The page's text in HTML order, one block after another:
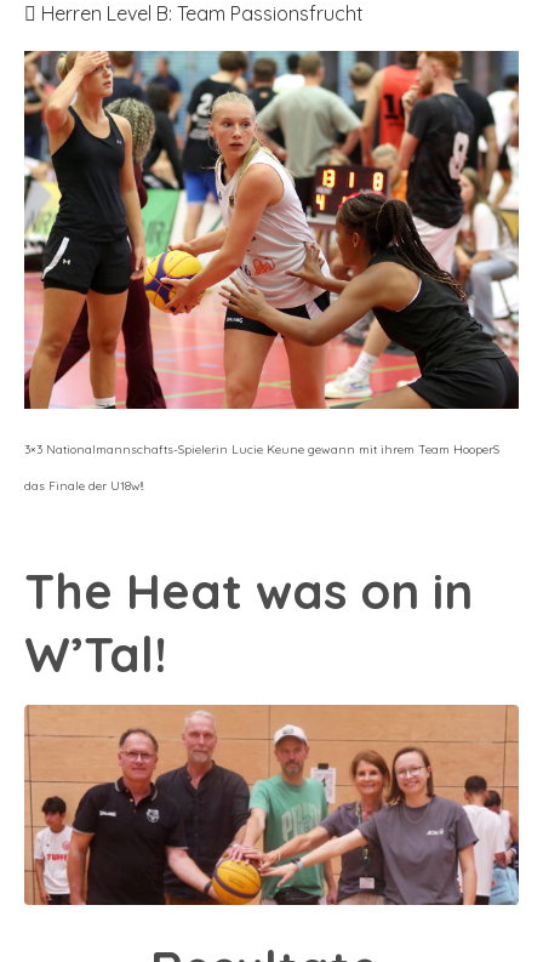
 Herren Level B: Team Passionsfrucht
3×3 Nationalmannschafts-Spielerin Lucie Keune gewann mit ihrem Team HooperS
das Finale der U18w!!
The Heat was on in
W’Tal!